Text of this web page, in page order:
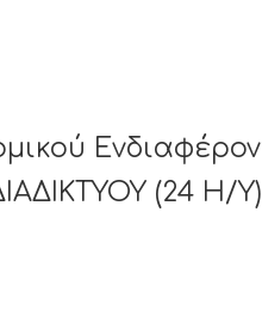
(24 Η/